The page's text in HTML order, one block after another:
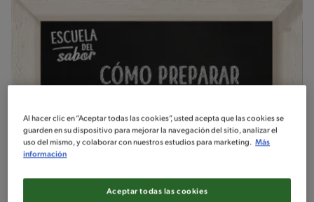
Al hacer clic en “Aceptar todas las cookies”, usted acepta que las cookies se
guarden en su dispositivo para mejorar la navegación del sitio, analizar el
uso del mismo, y colaborar con nuestros estudios para marketing. Más
información
Aceptar todas las cookies